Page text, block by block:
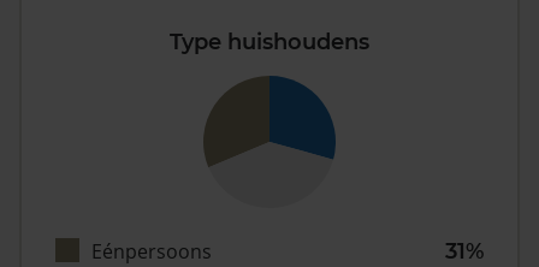
Type huishoudens
Eénpersoons
31%